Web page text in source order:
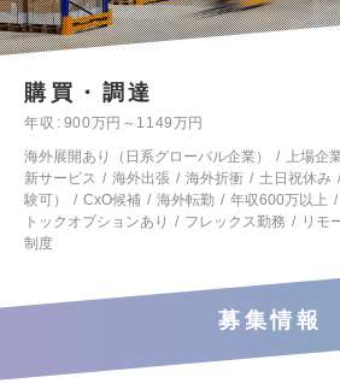
購買・調達
年収
900万円～1149万円
海外展開あり（日系グローバル企業）
上場企
新サービス
海外出張 海外折衝 土日祝休み
験可）
CxO候補 海外転勤 年収600万以上
トックオプションあり
フレックス勤務 リモ
制度
募集情報